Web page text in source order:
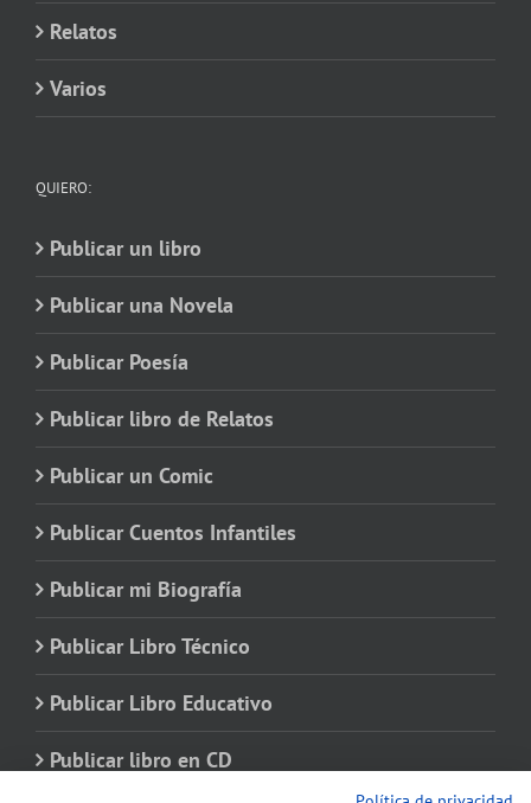
Relatos
Varios
QUIERO:
Publicar un libro
Publicar una Novela
Publicar Poesía
Publicar libro de Relatos
Publicar un Comic
Publicar Cuentos Infantiles
Publicar mi Biografía
Publicar Libro Técnico
Publicar Libro Educativo
Publicar libro en CD